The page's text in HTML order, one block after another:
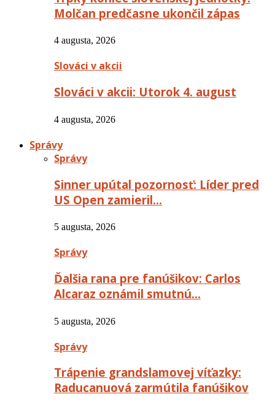
Molčan predčasne ukončil zápas
4 augusta, 2026
Slováci v akcii
Slováci v akcii: Utorok 4. august
4 augusta, 2026
Správy
Správy
Sinner upútal pozornosť: Líder pred
US Open zamieril…
5 augusta, 2026
Správy
Ďalšia rana pre fanúšikov: Carlos
Alcaraz oznámil smutnú…
5 augusta, 2026
Správy
Trápenie grandslamovej víťazky:
Raducanuová zarmútila fanúšikov